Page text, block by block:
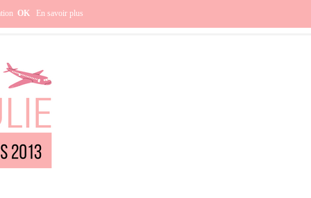
? OK En savoir plus